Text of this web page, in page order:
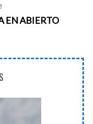
EN ABIERTO